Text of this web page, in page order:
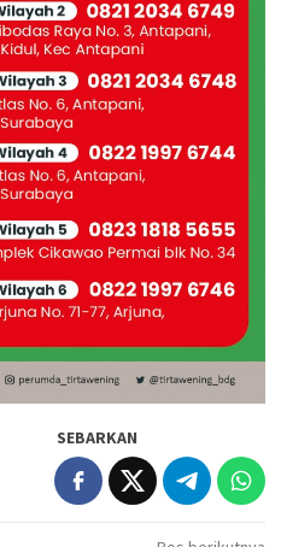
SEBARKAN